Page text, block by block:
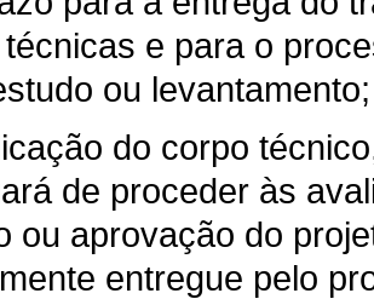
e para o
ou levantamento;
do corpo
de proceder às
ou aprovação do
entregue pelo